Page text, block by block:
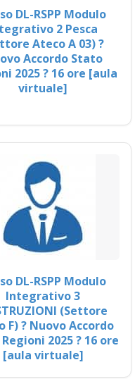
DL-RSPP Modulo
2 Pesca
Ateco A 03) ?
Accordo Stato
2025 ? 16 ore [aula
virtuale]
DL-RSPP Modulo
Integrativo 3
(Settore
F) ? Nuovo Accordo
2025 ? 16 ore
[aula virtuale]